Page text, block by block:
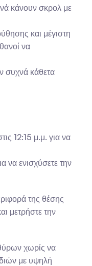
κάνουν σκρολ με
και μέγιστη
να
συχνά κάθετα
12:15 μ.μ. για να
να ενισχύσετε την
της θέσης
μετρήστε την
χωρίς να
με υψηλή